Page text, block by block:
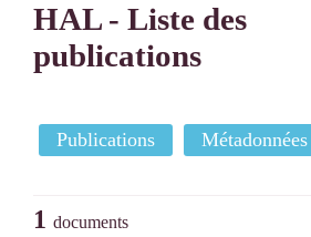
HAL - Liste des
publications
Publications Métadonnées
1 documents